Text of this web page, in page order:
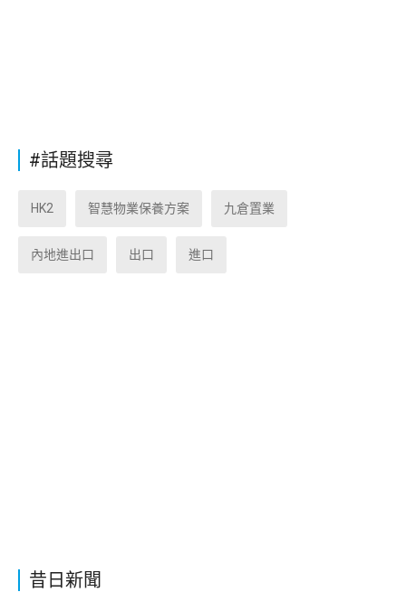
昔日新聞
#話題搜尋
HK2 智慧物業保養方案 九倉置業
內地進出口 出口 進口